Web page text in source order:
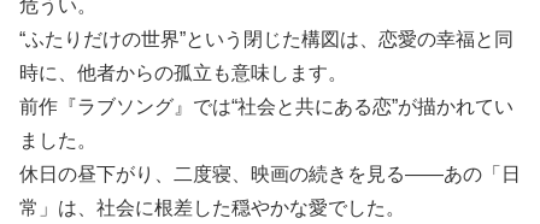
危うい。
“ふたりだけの世界”という閉じた構図は、恋愛の幸福と同
時に、他者からの孤立も意味します。
前作『ラブソング』では“社会と共にある恋”が描かれてい
ました。
休日の昼下がり、二度寝、映画の続きを見る――あの「日
常」は、社会に根差した穏やかな愛でした。